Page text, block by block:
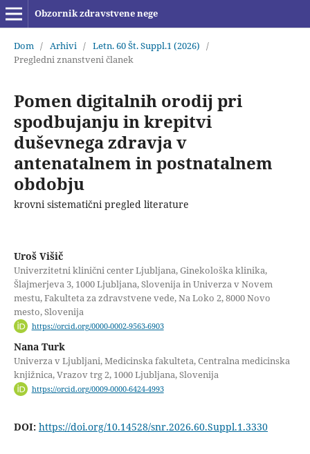
Obzornik zdravstvene nege
Dom / Arhivi / Letn. 60 Št. Suppl.1 (2026) /
Pregledni znanstveni članek
Pomen digitalnih orodij pri
spodbujanju in krepitvi
duševnega zdravja v
antenatalnem in postnatalnem
obdobju
krovni sistematični pregled literature
Uroš Višič
Univerzitetni klinični center Ljubljana, Ginekološka klinika,
Šlajmerjeva 3, 1000 Ljubljana, Slovenija in Univerza v Novem
mestu, Fakulteta za zdravstvene vede, Na Loko 2, 8000 Novo
mesto, Slovenija
https://orcid.org/0000-0002-9563-6903
Nana Turk
Univerza v Ljubljani, Medicinska fakulteta, Centralna medicinska
knjižnica, Vrazov trg 2, 1000 Ljubljana, Slovenija
https://orcid.org/0009-0000-6424-4993
DOI: https://doi.org/10.14528/snr.2026.60.Suppl.1.3330